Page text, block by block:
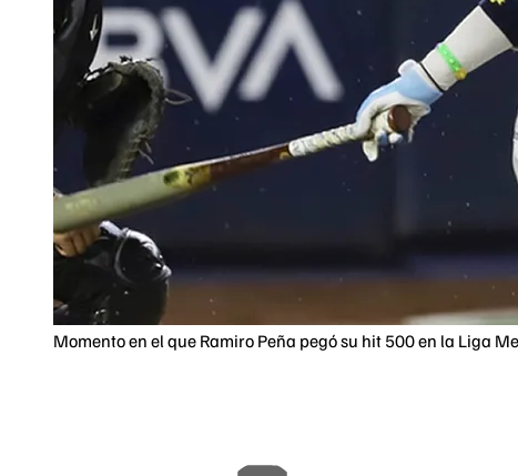
Momento en el que Ramiro Peña pegó su hit 500 en la Liga